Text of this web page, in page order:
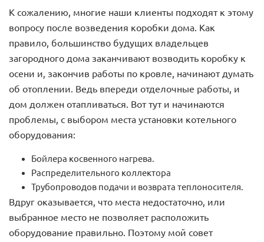
К сожалению, многие наши клиенты подходят к этому
вопросу после возведения коробки дома. Как
правило, большинство будущих владельцев
загородного дома заканчивают возводить коробку к
осени и, закончив работы по кровле, начинают думать
об отоплении. Ведь впереди отделочные работы, и
дом должен отапливаться. Вот тут и начинаются
проблемы, с выбором места установки котельного
оборудования:
Бойлера косвенного нагрева.
Распределительного коллектора
Трубопроводов подачи и возврата теплоносителя.
Вдруг оказывается, что места недостаточно, или
выбранное место не позволяет расположить
оборудование правильно. Поэтому мой совет